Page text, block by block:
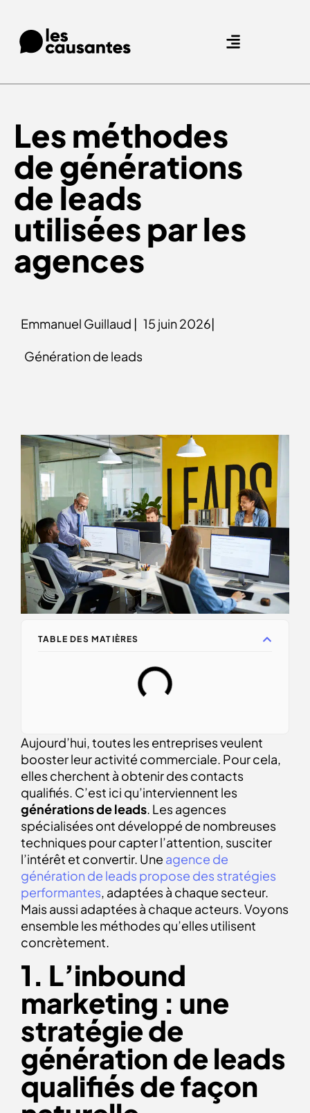
Les méthodes
de générations
de leads
utilisées par les
agences
Emmanuel Guillaud | 15 juin 2026|
Génération de leads
TABLE DES MATIÈRES
Aujourd’hui, toutes les entreprises veulent
booster leur activité commerciale. Pour cela,
elles cherchent à obtenir des contacts
qualifiés. C’est ici qu’interviennent les
générations de leads. Les agences
spécialisées ont développé de nombreuses
techniques pour capter l’attention, susciter
l’intérêt et convertir. Une agence de
génération de leads propose des stratégies
performantes, adaptées à chaque secteur.
Mais aussi adaptées à chaque acteurs. Voyons
ensemble les méthodes qu’elles utilisent
concrètement.
1. L’inbound
marketing : une
stratégie de
génération de leads
qualifiés de façon